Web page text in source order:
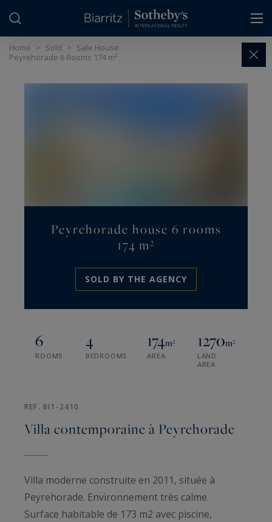
Home > Sold > Sale House
Peyrehorade 6 Rooms 174 m²
Peyrehorade house 6 rooms
174 m²
SOLD BY THE AGENCY
6
ROOMS
4
BEDROOMS
174m²
AREA
1270m²
LAND
AREA
REF. BI1-2410
Villa contemporaine à Peyrehorade
Villa moderne construite en 2011, située à
Peyrehorade. Environnement très calme.
Surface habitable de 173 m2 avec piscine,